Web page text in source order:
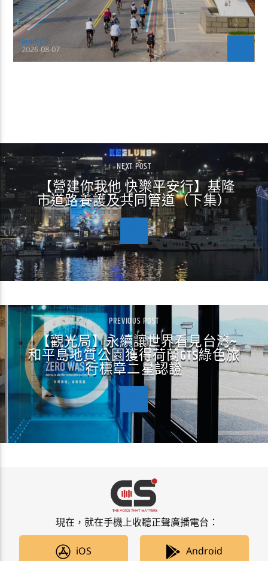
Jean-CS
2026-08-07
NEXT POST
【營建你我他 快樂平安行】基隆
市道路養護及共同管道（下集）
PREVIOUS POST
【觀光局】永續讓世界看見台灣~
和平島地質公園獲得荷蘭GTS綠色旅
行標章二星認證
現在，就在手機上收聽正聲廣播電台：
iOS Android